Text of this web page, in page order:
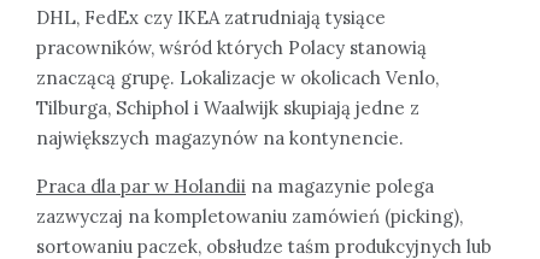
DHL, FedEx czy IKEA zatrudniają tysiące
pracowników, wśród których Polacy stanowią
znaczącą grupę. Lokalizacje w okolicach Venlo,
Tilburga, Schiphol i Waalwijk skupiają jedne z
największych magazynów na kontynencie.
Praca dla par w Holandii na magazynie polega
zazwyczaj na kompletowaniu zamówień (picking),
sortowaniu paczek, obsłudze taśm produkcyjnych lub